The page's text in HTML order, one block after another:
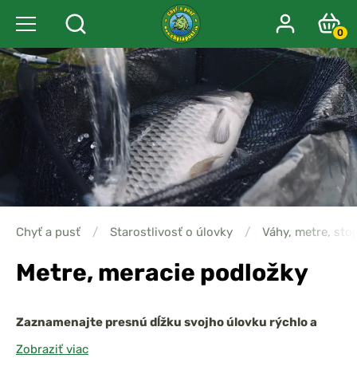
0
Chyť a pusť / Starostlivosť o úlovky / Váhy, metre,
Metre, meracie podložky
Zaznamenajte presnú dĺžku svojho úlovku rýchlo a
šetrne! Metre a meracie podložky
Zobraziť viac